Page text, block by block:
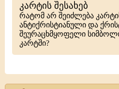
კარტის შესახებ
რატომ არ შეიძლება
ანტიქრისტიანული და
შეურაცხმყოფელი
კარტში?